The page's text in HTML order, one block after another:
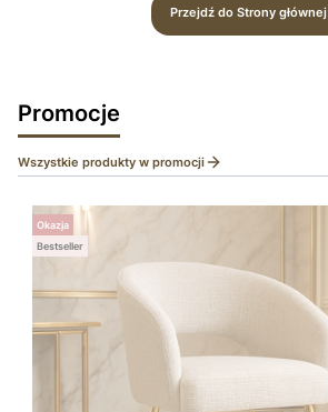
Przejdź do Strony głównej
Promocje
Wszystkie produkty w promocji
Okazja
Bestseller